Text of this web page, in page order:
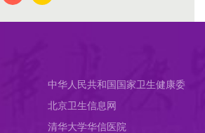
中华人民共和国国家卫生健康委
员会
北京卫生信息网
清华大学华信医院